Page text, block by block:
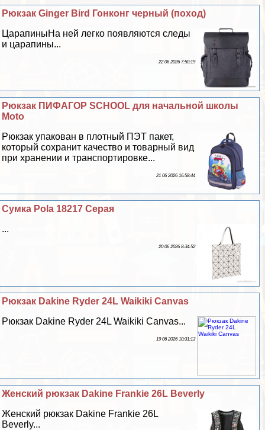
Рюкзак Ginger Bird Гонконг черный (поход)
ЦарапиныНа ней легко появляются следы
и царапины...
22 06 2026 7:50:19
Рюкзак ПИФАГОР SCHOOL для начальной школы
Moto
Рюкзак упакован в плотный ПЭТ пакет,
который сохранит качество и товарный вид
при хранении и трaнcпортировке...
21 06 2026 16:58:44
Сумка Pola 18217 Серая
...
20 06 2026 8:34:52
Рюкзак Dakine Ryder 24L Waikiki Canvas
Рюкзак Dakine Ryder 24L Waikiki Canvas...
19 06 2026 10:31:13
Женский рюкзак Dakine Frankie 26L Beverly
Женский рюкзак Dakine Frankie 26L
Beverly...